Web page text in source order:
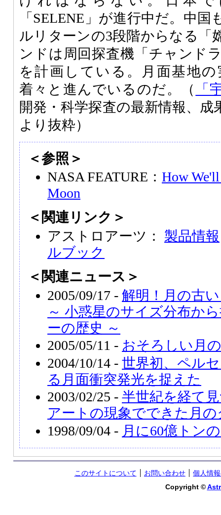
「SELENE」が進行中だ。中
ルリターンの3段階からなる「
ンドは周回探査機「チャンド
を計画している。月面基地
着々と進んでいるのだ。（
「
開発・科学探査の最新情報、成
より抜粋）
＜参照＞
NASA FEATURE： How
Moon
＜関連リンク＞
アストロアーツ： 製品情報
ルブック
＜関連ニュース＞
2005/09/17 - 解明！月の古
～ 小惑星のサイズ分布か
ーの歴史 ～
2005/05/11 - おそろしい月
2004/10/14 - 世界初、ペル
る月面衝突発光を捉えた
2003/02/25 - 半世紀を経て
アートの現象でできた月
1998/09/04 - 月に60億トン
このサイトについて お問い合わせ
個人情
Copyright ©